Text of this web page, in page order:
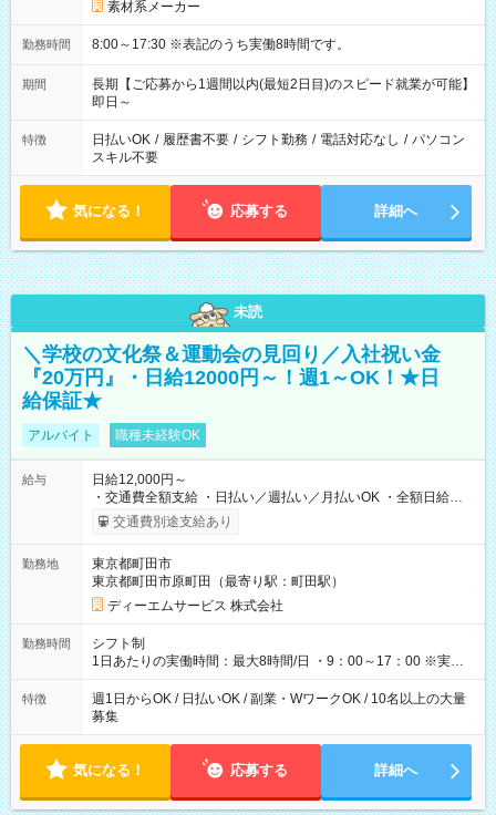
素材系メーカー
勤務時間 8:00～17:30 ※表記のうち実働8時間です。
期間
長期【ご応募から1週間以内(最短2日目)のスピード就業が可能】
即日～
特徴 日払いOK / 履歴書不要 / シフト勤務 / 電話対応なし / パソコン
スキル不要
気になる！ 応募する 詳細へ
未読
＼学校の文化祭＆運動会の見回り／入社祝い金
『20万円』・日給12000円～！週1～OK！★日
給保証★
アルバイト 職種未経験OK
給与
日給12,000円～
・交通費全額支給 ・日払い／週払い／月払いOK ・全額日給保
証あり ・－・－・－・－・－・－・－・－・－・－・ ★☆入社
祝金20万円★☆ ※1勤務毎に2000円ずつ支給！ ※100勤務目で合
－・－・－・－・－・ ≪給与例≫ 月22日働いた場合 月給：26
万4，000円 ＝12，000円×22日 ※別途交通費 ----- ■法定研修：
20時間×1，226円／合計24，520円支給 『お弁当』支給もあり♪
【試用期間】試用期間なし
交通費別途支給あり
勤務地
東京都町田市
東京都町田市原町田（最寄り駅：町田駅）
ディーエムサービス 株式会社
勤務時間
シフト制
1日あたりの実働時間：最大8時間/日 ・9：00～17：00 ※実働8
時間・休憩1時間 ⇒実は…16時くらいには終わっちゃうことがほ
とんどです！ ★早く勤務が終わっても日給保証あり！
特徴
週1日からOK / 日払いOK / 副業・WワークOK / 10名以上の大量
募集
気になる！ 応募する 詳細へ